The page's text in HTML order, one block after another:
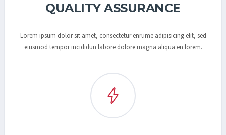
QUALITY ASSURANCE
Lorem ipsum dolor sit amet, consectetur enrume adipisicing elit, sed
eiusmod tempor incididun labore dolore magna aliqua en lorem.